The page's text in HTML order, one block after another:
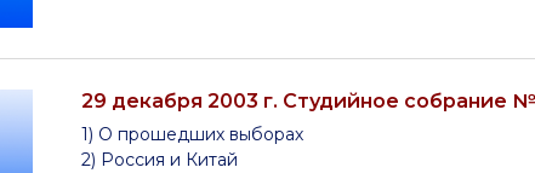
29 декабря 2003 г. Студийное собрание
1) О прошедших выборах
2) Россия и Китай